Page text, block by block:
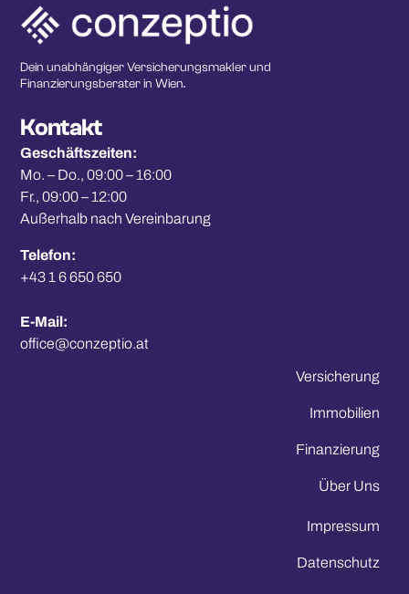
Dein unabhängiger Versicherungsmakler und
Finanzierungsberater in Wien.
Kontakt
Geschäftszeiten:
Mo. – Do., 09:00 – 16:00
Fr., 09:00 – 12:00
Außerhalb nach Vereinbarung
Telefon:
+43 1 6 650 650
E-Mail:
office@conzeptio.at
Versicherung
Immobilien
Finanzierung
Über Uns
Impressum
Datenschutz